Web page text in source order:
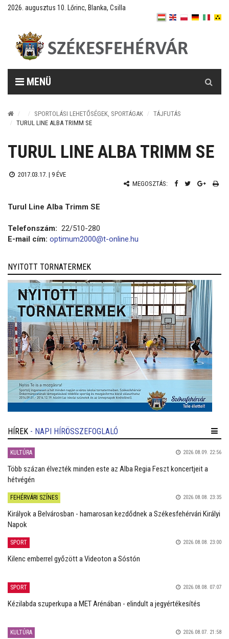
2026. augusztus 10. Lőrinc, Blanka, Csilla
MENÜ
SPORTOLÁSI LEHETŐSÉGEK, SPORTÁGAK
TÁJFUTÁS
TURUL LINE ALBA TRIMM SE
TURUL LINE ALBA TRIMM SE
2017.03.17. | 9 ÉVE
MEGOSZTÁS:
Turul Line Alba Trimm SE
Telefonszám: 22/510-280
E-mail cím: optimum2000@t-online.hu
NYITOTT TORNATERMEK
HÍREK - NAPI HÍRÖSSZEFOGLALÓ
KULTÚRA 2026.08.09. 22:56
Több százan élvezték minden este az Alba Regia Feszt koncertjeit a
hétvégén
FEHÉRVÁRI SZÍNES 2026.08.08. 23:35
Királyok a Belvárosban - hamarosan kezdődnek a Székesfehérvári Királyi
Napok
SPORT 2026.08.08. 23:00
Kilenc emberrel győzött a Videoton a Sóstón
SPORT 2026.08.08. 07:07
Kézilabda szuperkupa a MET Arénában - elindult a jegyértékesítés
KULTÚRA 2026.08.07. 21:58